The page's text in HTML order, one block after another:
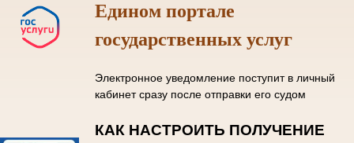
Едином портале
государственных услуг
Электронное уведомление поступит в личный
кабинет сразу после отправки его судом
КАК НАСТРОИТЬ ПОЛУЧЕНИЕ